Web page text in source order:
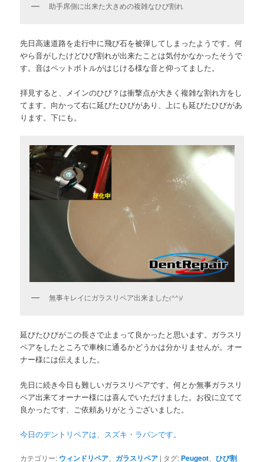
助手席側に出来た大きめの複雑なひび割れ
先日高速道路を走行中に飛び石を被弾してしまったようです。何
やら音がしたけどひび割れが出来たことは気付かなかったそうで
す。音はペットボトルがはじける様な音と仰ってました。
拝見すると、メインのひび？は衝撃点が大きく複雑な割れ方をし
てます。向かって右に延びたひびがあり、上にも延びたひびがあ
ります。下にも。
無事キレイにガラスリペア出来ました(^^)/
延びたひびがこの長さで止まって良かったと思います。ガラスリ
ペアをしたところで車検に通るかどうかは分かりませんが。オー
ナー様には伝えました。
先日に続き今日も難しいガラスリペアです。何とか無事ガラスリ
ペア出来てオーナー様には喜んでいただけました。お役に立てて
良かったです、ご依頼ありがとうございました。
今日のデントリペアは、スズキ・ラパンです。
カテゴリー: ウィンドリペア ガラスリペア | タグ: Peugeot 、ひび割